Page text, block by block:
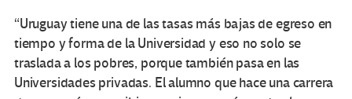
“Uruguay tiene una de las tasas más bajas de egreso en
tiempo y forma de la Universidad y eso no solo se
traslada a los pobres, porque también pasa en las
Universidades privadas. El alumno que hace una carrera